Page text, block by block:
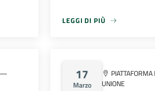
LEGGI DI PIÙ
LEGGI DI PIÙ
17
Marzo
UNIONE